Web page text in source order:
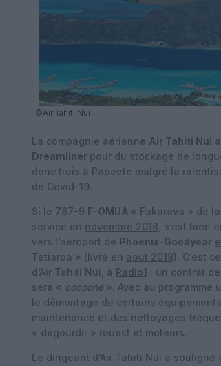
©Air Tahiti Nui
La compagnie aérienne Air Tahiti Nui
Dreamliner pour du stockage de
donc trois à Papeete malgré la
de Covid-19.
Si le 787-9 F-OMUA « Fakarava » de
service en novembre 2018 , s’est bien
vers l’aéroport de Phoenix-Goodyear
Tetiaroa » (livré en aout 2019). C’est
d’Air Tahiti Nui, à Radio1 : un contrat
sera « cocooné ». Avec au programme
le démontage de certains
maintenance et des nettoyages
« dégourdir » rouest et moteurs.
Le dirigeant d’Air Tahiti Nui a souligné